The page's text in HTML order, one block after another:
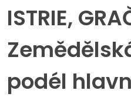
ISTRIE,
podél